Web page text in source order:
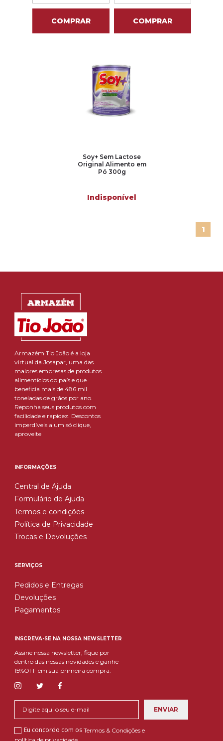
COMPRAR COMPRAR
Soy+ Sem Lactose
Original Alimento em
Pó 300g
Indisponível
1
Armazém Tio João é a loja
virtual da Josapar, uma das
maiores empresas de produtos
alimentícios do país e que
beneficia mais de 486 mil
toneladas de grãos por ano.
Reponha seus produtos com
facilidade e rapidez. Descontos
imperdíveis a um só clique,
aproveite
INFORMAÇÕES
Central de Ajuda
Formulário de Ajuda
Termos e condições
Política de Privacidade
Trocas e Devoluções
SERVIÇOS
Pedidos e Entregas
Devoluções
Pagamentos
INSCREVA-SE NA NOSSA NEWSLETTER
Assine nossa newsletter, fique por
dentro das nossas novidades e ganhe
15%OFF em sua primeira compra.
Eu concordo com os Termos & Condições e
política de privacidade